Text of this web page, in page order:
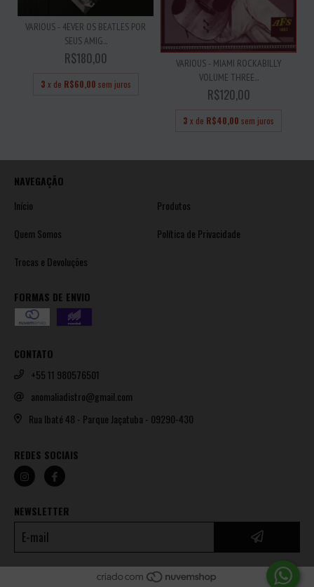
VARIOUS - 4EVER OS BEATLES POR
SEUS AMIG...
R$180,00
3 x de R$60,00 sem juros
VARIOUS - MIAMI ROCKABILLY
VOLUME THREE...
R$120,00
3 x de R$40,00 sem juros
NAVEGAÇÃO
Início
Produtos
Quem Somos
Política de Privacidade
Trocas e Devoluções
FORMAS DE ENVIO
CONTATO
+55 11 980576501
anomaliadistro@gmail.com
Rua Ibaté 48 - Parque Jaçatuba - 09290-430
REDES SOCIAIS
NEWSLETTER